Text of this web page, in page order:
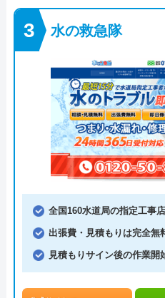
水の救急隊
全国160水道局の指定工事
出張費・見積もりは完全無
見積もりサイン後の作業開